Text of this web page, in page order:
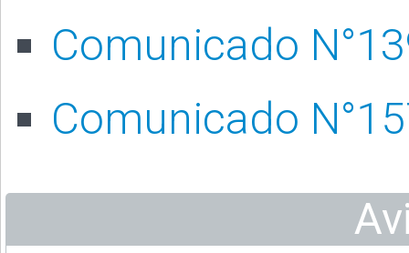
Comunicado
Comunicado